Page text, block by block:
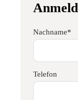
Nachname*
Telefon